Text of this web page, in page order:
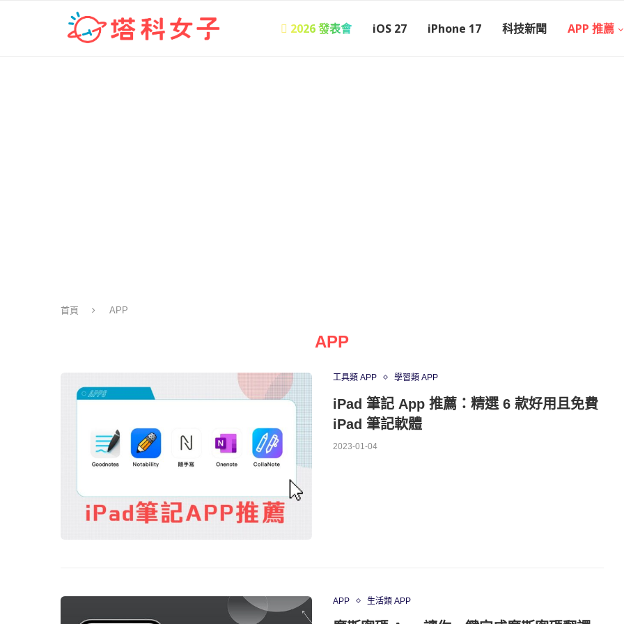
 2026 發表會 iOS 27 iPhone 17 科技新聞 APP 推薦
首頁 APP
APP
工具類 APP 學習類 APP
iPad 筆記 App 推薦：精選 6 款好用且免費
iPad 筆記軟體
2023-01-04
APP 生活類 APP